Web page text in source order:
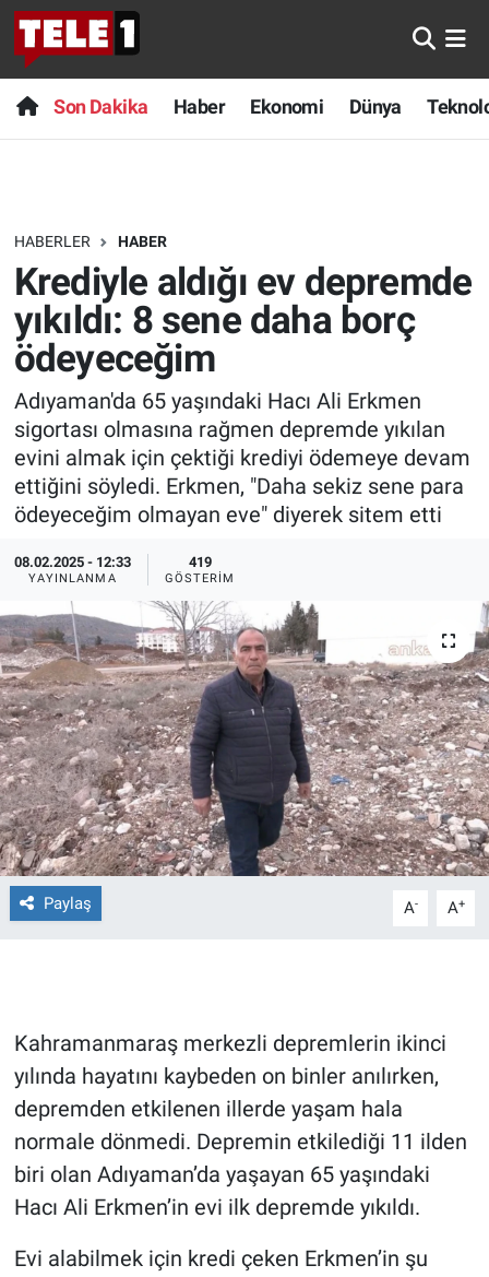
Son Dakika Haber Ekonomi Dünya
HABERLER HABER
Krediyle aldığı ev depremde
yıkıldı: 8 sene daha borç
ödeyeceğim
Adıyaman'da 65 yaşındaki Hacı Ali Erkmen
sigortası olmasına rağmen depremde yıkılan
evini almak için çektiği krediyi ödemeye devam
ettiğini söyledi. Erkmen, "Daha sekiz sene para
ödeyeceğim olmayan eve" diyerek sitem etti
08.02.2025 - 12:33
YAYINLANMA
419
GÖSTERIM
Paylaş A- A+
Kahramanmaraş merkezli depremlerin ikinci
yılında hayatını kaybeden on binler anılırken,
depremden etkilenen illerde yaşam hala
normale dönmedi. Depremin etkilediği 11 ilden
biri olan Adıyaman’da yaşayan 65 yaşındaki
Hacı Ali Erkmen’in evi ilk depremde yıkıldı.
Evi alabilmek için kredi çeken Erkmen’in şu
Anında Manşet
Başka Sohbetler
Bilim turu
Bilim ve Teknoloji Evreni
Doğa Konuşuyor
Dünya
Ege Saati
Ege'den Esintiler
Eğitim
Eğlence
Ekonomi
Forum
Gerçeğin İzinde
Gün Başlıyor
Gün Bitiyor
Günün görüntüsü
Haber
İlan
Kimdir
Son Dakika
Haber
Dünya
Teknoloji
Sağlık
Spor
Yayın Akışı
İletişim
Nöbetçi Eczaneler
Hava Durumu
Trafik Durumu
Süper Lig Puan Durumu ve Fikstür
Tüm Manşetler
Son Dakika Haberleri
Haber Arşivi